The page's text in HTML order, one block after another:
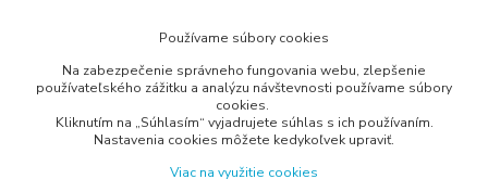
0902 527 909
info@pprsystem.sk
Používame súbory cookies
Na zabezpečenie správneho fungovania webu, zlepšenie
používateľského zážitku a analýzu návštevnosti používame súbory
cookies.
Kliknutím na „Súhlasím“ vyjadrujete súhlas s ich používaním.
Nastavenia cookies môžete kedykoľvek upraviť.
Viac na využitie cookies